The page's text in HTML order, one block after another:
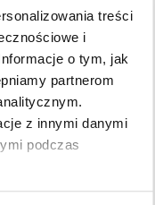
treści
i
o tym, jak
partnerom
z innymi danymi
podczas
odpowiedzialność po
pracy i podatków.
z różnych
z reakcją na
wstecznymi,